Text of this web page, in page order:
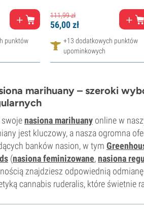
punktów
111,99zł
56,00zł
+13 dodatkowych punktów
upominkowych
marihuany – szeroki
swojenasiona marihuany online w
jest kluczowy, a nasza ogromna
banków nasion, w tym
(nasiona feminizowane,nasiona
znajdziesz odpowiednią
cannabis ruderalis, które świetnie